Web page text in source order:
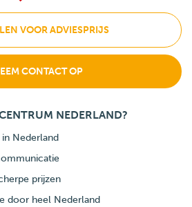
VOOR ADVIESPRIJS
CONTACT OP
NEDERLAND?
Nederland
prijzen
door heel Nederland